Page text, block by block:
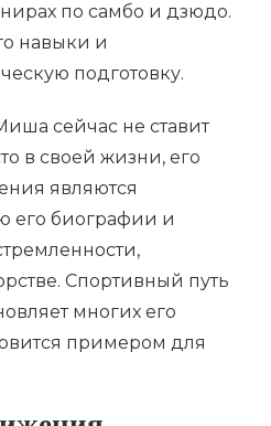
по самбо и дзюдо.
навыки и
подготовку.
сейчас не ставит
в своей жизни, его
являются
его биографии и
Спортивный путь
многих его
примером для